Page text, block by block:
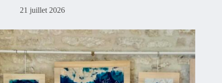
21 juillet 2026